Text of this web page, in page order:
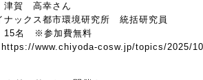
津賀 高幸さん
ナックス都市環境研究所 統括研究員
15名 ※参加費無料
https://www.chiyoda-cosw.jp/topics/2025/